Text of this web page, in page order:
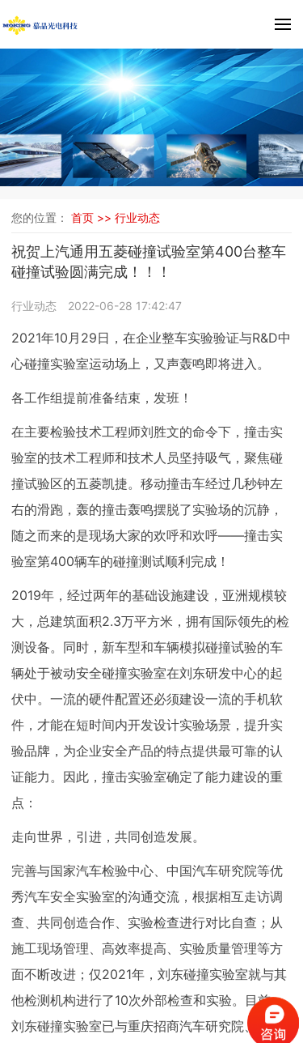
您的位置： 首页 >> 行业动态
祝贺上汽通用五菱碰撞试验室第400台整车
碰撞试验圆满完成！！！
行业动态 2022-06-28 17:42:47
2021年10月29日，在企业整车实验验证与R&D中
心碰撞实验室运动场上，又声轰鸣即将进入。
各工作组提前准备结束，发班！
在主要检验技术工程师刘胜文的命令下，撞击实
验室的技术工程师和技术人员坚持吸气，聚焦碰
撞试验区的五菱凯捷。移动撞击车经过几秒钟左
右的滑跑，轰的撞击轰鸣摆脱了实验场的沉静，
随之而来的是现场大家的欢呼和欢呼——撞击实
验室第400辆车的碰撞测试顺利完成！
2019年，经过两年的基础设施建设，亚洲规模较
大，总建筑面积2.3万平方米，拥有国际领先的检
测设备。同时，新车型和车辆模拟碰撞试验的车
辆处于被动安全碰撞实验室在刘东研发中心的起
伏中。一流的硬件配置还必须建设一流的手机软
件，才能在短时间内开发设计实验场景，提升实
验品牌，为企业安全产品的特点提供最可靠的认
证能力。因此，撞击实验室确定了能力建设的重
点：
走向世界，引进，共同创造发展。
完善与国家汽车检验中心、中国汽车研究院等优
秀汽车安全实验室的沟通交流，根据相互走访调
查、共同创造合作、实验检查进行对比自查；从
施工现场管理、高效率提高、实验质量管理等方
面不断改进；仅2021年，刘东碰撞实验室就与其
他检测机构进行了10次外部检查和实验。目前，
刘东碰撞实验室已与重庆招商汽车研究院、襄阳